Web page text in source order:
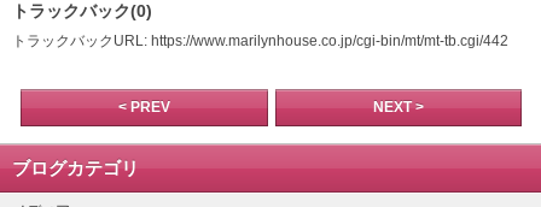
トラックバック(0)
トラックバックURL: https://www.marilynhouse.co.jp/cgi-bin/mt/mt-tb.cgi/442
< PREV NEXT >
ブログカテゴリ